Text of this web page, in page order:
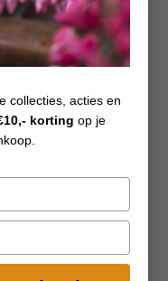
collecties, acties en
korting op je
sieraadontwerp
Instituut voor
Sindsdien